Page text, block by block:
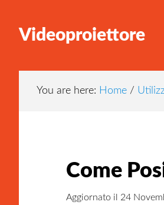
primary
footerVideoproiettore
You are here: Home /
Come
Aggiornato il 24